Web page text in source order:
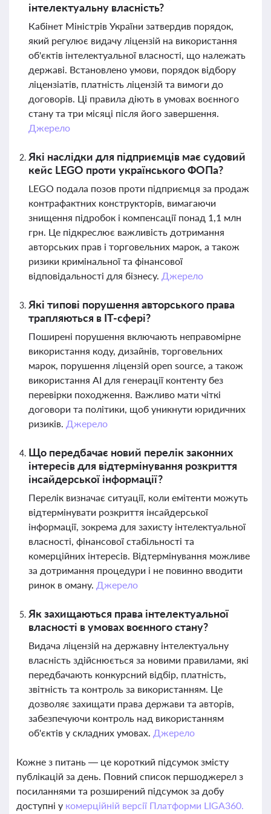
інтелектуальну власність?
Кабінет Міністрів України затвердив порядок,
який регулює видачу ліцензій на використання
об'єктів інтелектуальної власності, що належать
державі. Встановлено умови, порядок відбору
ліцензіатів, платність ліцензій та вимоги до
договорів. Ці правила діють в умовах воєнного
стану та три місяці після його завершення.
Джерело
Які наслідки для підприємців має судовий
кейс LEGO проти українського ФОПа?
LEGO подала позов проти підприємця за продаж
контрафактних конструкторів, вимагаючи
знищення підробок і компенсації понад 1,1 млн
грн. Це підкреслює важливість дотримання
авторських прав і торговельних марок, а також
ризики кримінальної та фінансової
відповідальності для бізнесу. Джерело
Які типові порушення авторського права
трапляються в ІТ-сфері?
Поширені порушення включають неправомірне
використання коду, дизайнів, торговельних
марок, порушення ліцензій open source, а також
використання AI для генерації контенту без
перевірки походження. Важливо мати чіткі
договори та політики, щоб уникнути юридичних
ризиків. Джерело
Що передбачає новий перелік законних
інтересів для відтермінування розкриття
інсайдерської інформації?
Перелік визначає ситуації, коли емітенти можуть
відтермінувати розкриття інсайдерської
інформації, зокрема для захисту інтелектуальної
власності, фінансової стабільності та
комерційних інтересів. Відтермінування можливе
за дотримання процедури і не повинно вводити
ринок в оману. Джерело
Як захищаються права інтелектуальної
власності в умовах воєнного стану?
Видача ліцензій на державну інтелектуальну
власність здійснюється за новими правилами, які
передбачають конкурсний відбір, платність,
звітність та контроль за використанням. Це
дозволяє захищати права держави та авторів,
забезпечуючи контроль над використанням
об'єктів у складних умовах. Джерело
Кожне з питань — це короткий підсумок змісту
публікацій за день. Повний список першоджерел з
посиланнями та розширений підсумок за добу
доступні у комерційній версії Платформи LIGA360.